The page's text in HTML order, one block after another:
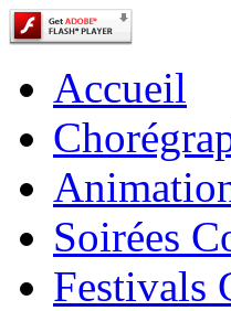
Accueil
Soirées
Festivals